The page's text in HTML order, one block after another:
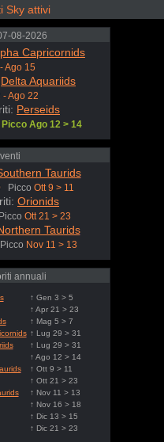
Sky attivi
08-2026
Capricornids
Ago 15
Delta Aquariids
- Ago 22
Perseids
Picco Ago 12 > 14
Taurids
Picco Ott 9 > 11
Orionids
Ott 21 > 23
Taurids
Nov 11 > 13
annuali
↑ Gen 3 > 5
↑ Apr 21 > 23
↑ Mag 5 > 7
↑ Lug 29 > 31
↑ Lug 29 > 31
↑ Ago 12 > 14
↑ Ott 9 > 11
↑ Ott 21 > 23
↑ Nov 11 > 13
↑ Nov 16 > 18
↑ Dic 13 > 15
↑ Dic 21 > 23